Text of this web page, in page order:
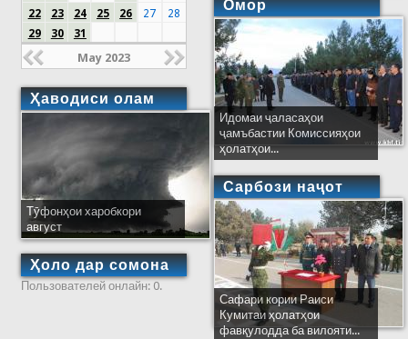
22
23 24 25 26 27
28
29
30 31
May 2023
Ҳаводиси олам
Тӯфонҳои харобкори
август
Ҳоло дар сомона
Пользователей онлайн: 0.
Омор
Идомаи ҷаласаҳои
ҷамъбастии Комиссияҳои
ҳолатҳои...
Сарбози наҷот
Сафари кории Раиси
Кумитаи ҳолатҳои
фавқулодда ба вилояти...